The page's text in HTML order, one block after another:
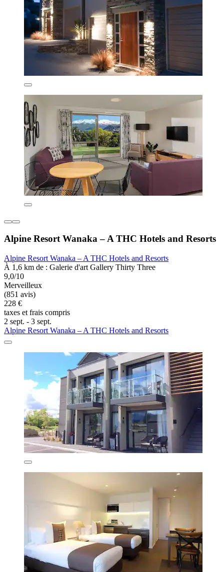
Alpine Resort Wanaka – A THC Hotels and Resorts
Alpine Resort Wanaka – A THC Hotels and Resorts
À 1,6 km de : Galerie d'art Gallery Thirty Three
9,0/10
Merveilleux
(851 avis)
228 €
taxes et frais compris
2 sept. - 3 sept.
Alpine Resort Wanaka – A THC Hotels and Resorts